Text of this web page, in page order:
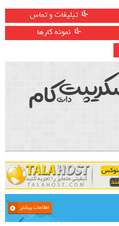
تبلیغات و تماس
نمونه کارها